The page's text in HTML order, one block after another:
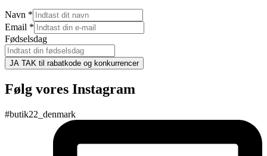
Navn *
Email *
Fødselsdag
JA TAK til rabatkode og konkurrencer
Følg vores Instagram
#butik22_denmark